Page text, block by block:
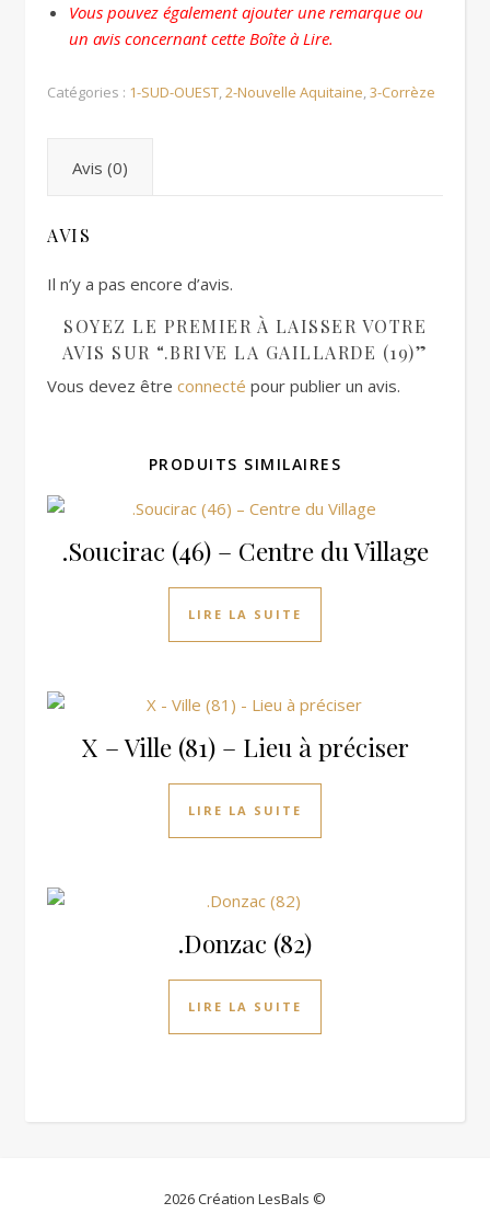
Vous pouvez également ajouter une remarque ou
un avis concernant cette Boîte à Lire.
Catégories : 1-SUD-OUEST,2-Nouvelle Aquitaine,3-Corrèze
Avis (0)
AVIS
Il n’y a pas encore d’avis.
SOYEZ LE PREMIER À LAISSER VOTRE
AVIS SUR “.BRIVE LA GAILLARDE (19)”
Vous devez être connecté pour publier un avis.
PRODUITS SIMILAIRES
.Soucirac (46) – Centre du Village
LIRE LA SUITE
X – Ville (81) – Lieu à préciser
LIRE LA SUITE
.Donzac (82)
LIRE LA SUITE
2026 Création LesBals ©